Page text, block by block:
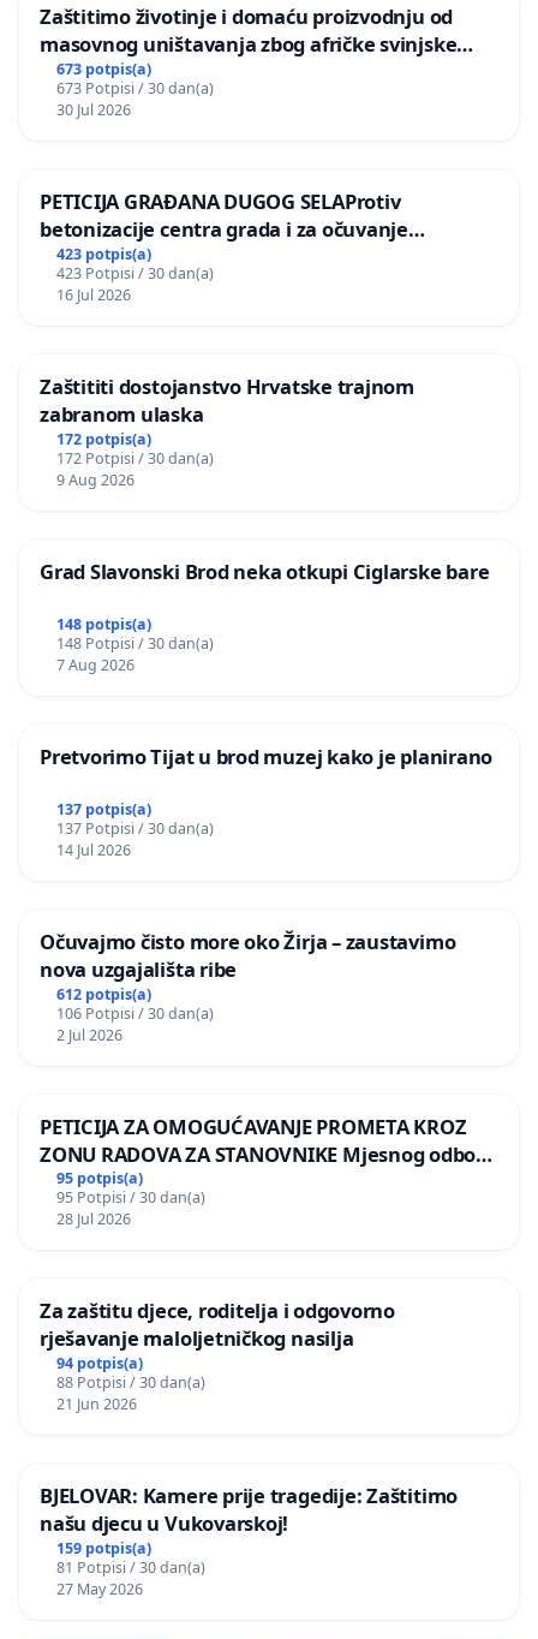
Zaštitimo životinje i domaću proizvodnju od
masovnog uništavanja zbog afričke svinjske
kuge
673 potpis(a)
673 Potpisi / 30 dan(a)
30 Jul 2026
PETICIJA GRAĐANA DUGOG SELAProtiv
betonizacije centra grada i za očuvanje
postojećih zelenih površina i odraslih stabala pri
donošenju izmjena urbanističkog plana
423 potpis(a)
423 Potpisi / 30 dan(a)
16 Jul 2026
Zaštititi dostojanstvo Hrvatske trajnom
zabranom ulaska
172 potpis(a)
172 Potpisi / 30 dan(a)
9 Aug 2026
Grad Slavonski Brod neka otkupi Ciglarske bare
148 potpis(a)
148 Potpisi / 30 dan(a)
7 Aug 2026
Pretvorimo Tijat u brod muzej kako je planirano
137 potpis(a)
137 Potpisi / 30 dan(a)
14 Jul 2026
Očuvajmo čisto more oko Žirja – zaustavimo
nova uzgajališta ribe
612 potpis(a)
106 Potpisi / 30 dan(a)
2 Jul 2026
PETICIJA ZA OMOGUĆAVANJE PROMETA KROZ
ZONU RADOVA ZA STANOVNIKE Mjesnog odbora
Kamensko i Lemić Brdo
95 potpis(a)
95 Potpisi / 30 dan(a)
28 Jul 2026
Za zaštitu djece, roditelja i odgovorno
rješavanje maloljetničkog nasilja
94 potpis(a)
88 Potpisi / 30 dan(a)
21 Jun 2026
BJELOVAR: Kamere prije tragedije: Zaštitimo
našu djecu u Vukovarskoj!
159 potpis(a)
81 Potpisi / 30 dan(a)
27 May 2026